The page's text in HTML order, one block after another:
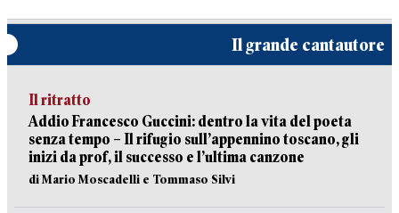
Il grande cantautore
Il ritratto
Addio Francesco Guccini: dentro la vita del poeta
senza tempo – Il rifugio sull’appennino toscano, gli
inizi da prof, il successo e l’ultima canzone
di Mario Moscadelli e Tommaso Silvi